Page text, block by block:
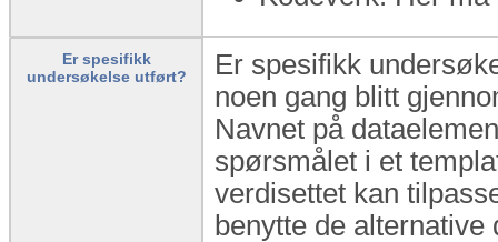
Er spesifikk
undersøkelse utført?
Er spesifikk
noen gang blitt
Navnet på
spørsmålet i et
verdisettet kan
benytte de